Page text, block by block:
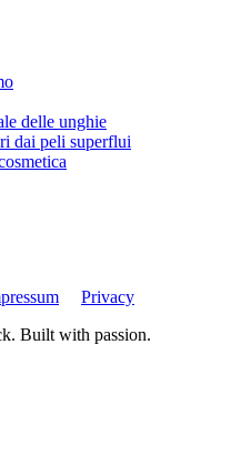
delle unghie
dai peli superflui
Privacy
Built with passion.